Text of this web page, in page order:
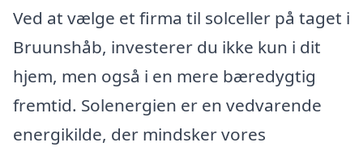
Ved at vælge et firma til solceller på taget i
Bruunshåb, investerer du ikke kun i dit
hjem, men også i en mere bæredygtig
fremtid. Solenergien er en vedvarende
energikilde, der mindsker vores